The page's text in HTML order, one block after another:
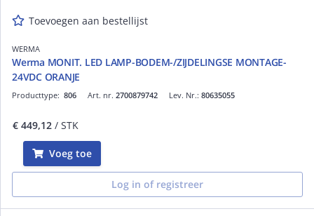
Toevoegen aan bestellijst
WERMA
Werma MONIT. LED LAMP-BODEM-/ZIJDELINGSE MONTAGE-
24VDC ORANJE
Art. nr. 2700879742
Producttype: 806 Lev. Nr.: 80635055
€ 449,12 / STK
Voeg toe
Log in of registreer